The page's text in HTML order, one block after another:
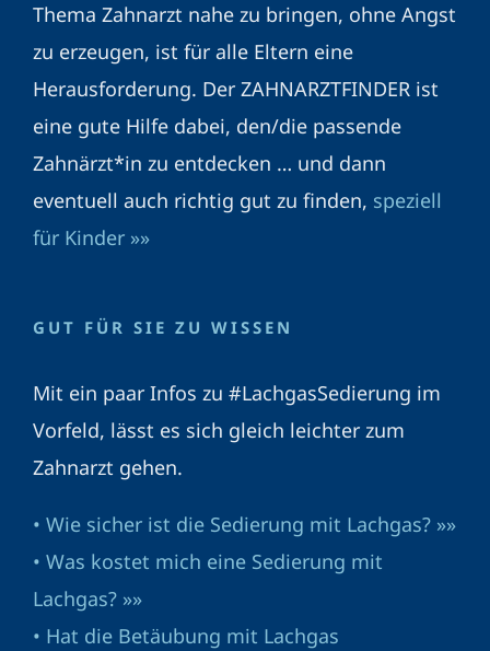
Thema Zahnarzt nahe zu bringen, ohne Angst
zu erzeugen, ist für alle Eltern eine
Herausforderung. Der ZAHNARZTFINDER ist
eine gute Hilfe dabei, den/die passende
Zahnärzt*in zu entdecken … und dann
eventuell auch richtig gut zu finden, speziell
für Kinder »»
GUT FÜR SIE ZU WISSEN
Mit ein paar Infos zu #LachgasSedierung im
Vorfeld, lässt es sich gleich leichter zum
Zahnarzt gehen.
• Wie sicher ist die Sedierung mit Lachgas? »»
• Was kostet mich eine Sedierung mit
Lachgas? »»
• Hat die Betäubung mit Lachgas